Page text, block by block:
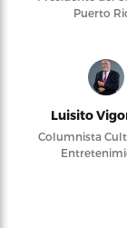
Puerto
Luisito
Columnista